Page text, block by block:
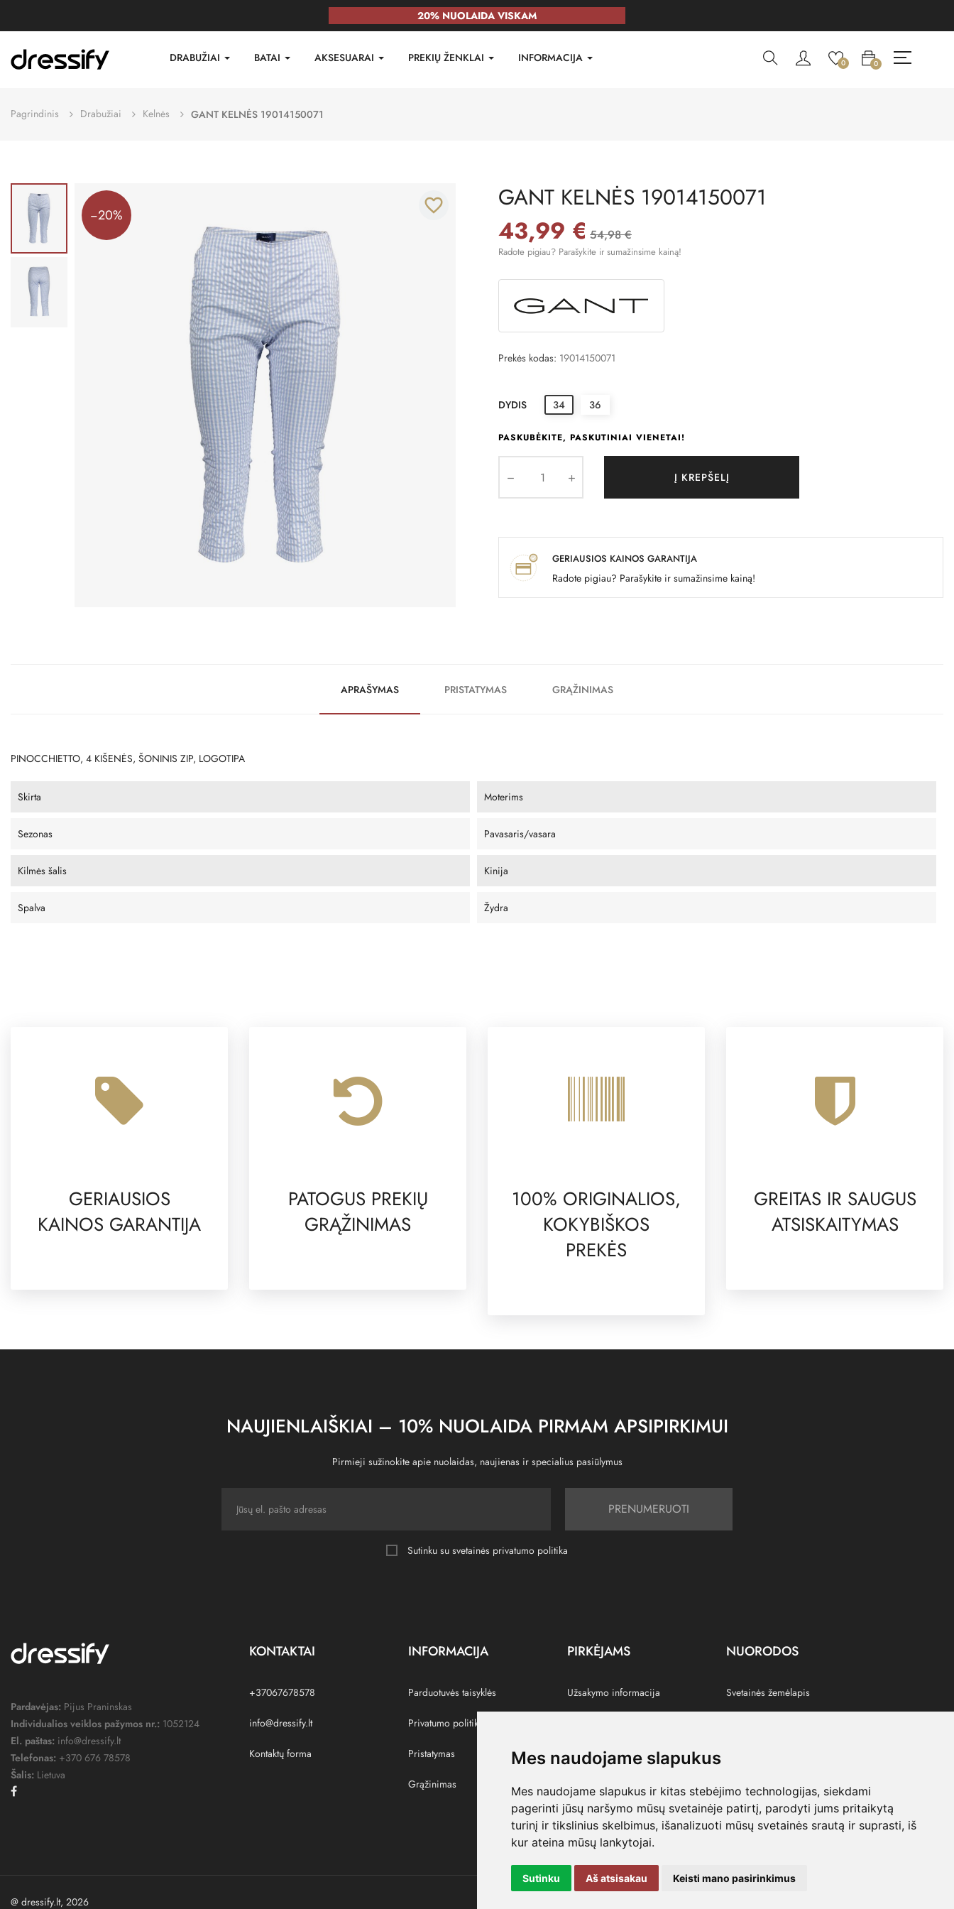
Mes naudojame slapukus
Mes naudojame slapukus ir kitas stebėjimo technologijas, siekdami
pagerinti jūsų naršymo mūsų svetainėje patirtį, parodyti jums pritaikytą
turinį ir tikslinius skelbimus, išanalizuoti mūsų svetainės srautą ir suprasti, iš
kur ateina mūsų lankytojai.
Sutinku Aš atsisakau Keisti mano pasirinkimus
20% NUOLAIDA VISKAM
DRABUŽIAI BATAI AKSESUARAI PREKIŲ ŽENKLAI INFORMACIJA 0 0
Pagrindinis Drabužiai Kelnės GANT KELNĖS 19014150071
−20% favorite_border GANT KELNĖS 19014150071
43,99 € 54,98 €
Radote pigiau? Parašykite ir sumažinsime kainą!
Prekės kodas: 19014150071
DYDIS 34 36
PASKUBĖKITE, PASKUTINIAI VIENETAI!
Į KREPŠELĮ
GERIAUSIOS KAINOS GARANTIJA
Radote pigiau? Parašykite ir sumažinsime kainą!
APRAŠYMAS PRISTATYMAS GRĄŽINIMAS
PINOCCHIETTO, 4 KIŠENĖS, ŠONINIS ZIP, LOGOTIPA
Skirta Moterims
Sezonas Pavasaris/vasara
Kilmės šalis Kinija
Spalva Žydra
GERIAUSIOS
KAINOS GARANTIJA
PATOGUS PREKIŲ
GRĄŽINIMAS
100% ORIGINALIOS,
KOKYBIŠKOS
PREKĖS
GREITAS IR SAUGUS
ATSISKAITYMAS
NAUJIENLAIŠKIAI – 10% NUOLAIDA PIRMAM APSIPIRKIMUI
Pirmieji sužinokite apie nuolaidas, naujienas ir specialius pasiūlymus
PRENUMERUOTI
Sutinku su svetainės privatumo politika
Pardavėjas: Pijus Praninskas
Individualios veiklos pažymos nr.: 1052124
El. paštas: info@dressify.lt
Telefonas: +370 676 78578
Šalis: Lietuva
KONTAKTAI
+37067678578
info@dressify.lt
Kontaktų forma
INFORMACIJA
Parduotuvės taisyklės
Privatumo politika
Pristatymas
Grąžinimas
PIRKĖJAMS
Užsakymo informacija
Paskyra
Pamėgtos prekės
NUORODOS
Svetainės žemėlapis
@ dressify.lt, 2026